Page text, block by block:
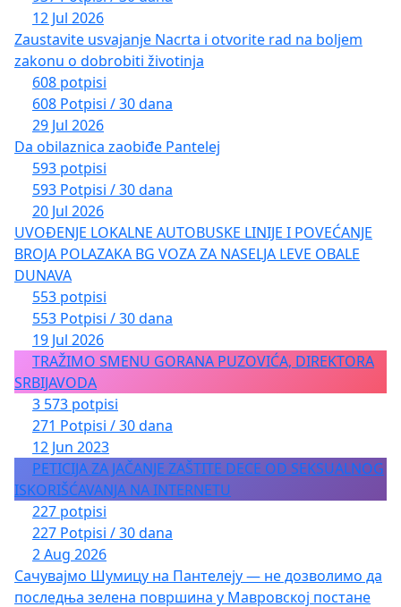
12 Jul 2026
Zaustavite usvajanje Nacrta i otvorite rad na boljem
zakonu o dobrobiti životinja
608 potpisi
608 Potpisi / 30 dana
29 Jul 2026
Da obilaznica zaobiđe Pantelej
593 potpisi
593 Potpisi / 30 dana
20 Jul 2026
UVOĐENJE LOKALNE AUTOBUSKE LINIJE I POVEĆANJE
BROJA POLAZAKA BG VOZA ZA NASELJA LEVE OBALE
DUNAVA
553 potpisi
553 Potpisi / 30 dana
19 Jul 2026
TRAŽIMO SMENU GORANA PUZOVIĆA, DIREKTORA
SRBIJAVODA
3 573 potpisi
271 Potpisi / 30 dana
12 Jun 2023
PETICIJA ZA JAČANJE ZAŠTITE DECE OD SEKSUALNOG
ISKORIŠĆAVANJA NA INTERNETU
227 potpisi
227 Potpisi / 30 dana
2 Aug 2026
Сачувајмо Шумицу на Пантелеју — не дозволимо да
последња зелена површина у Мавровској постане